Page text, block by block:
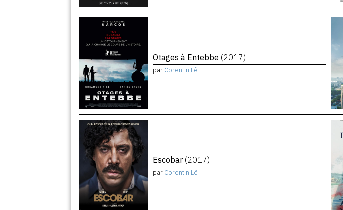
Otages à Entebbe (2017)
par Corentin Lê
Escobar (2017)
par Corentin Lê